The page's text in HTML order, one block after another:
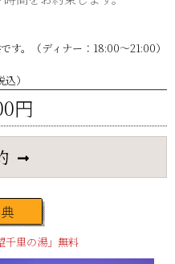
す。（ディナー：18:00～21:00）
）
円
千里の湯」無料